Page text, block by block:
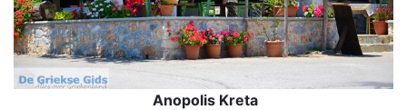
Anopolis Kreta